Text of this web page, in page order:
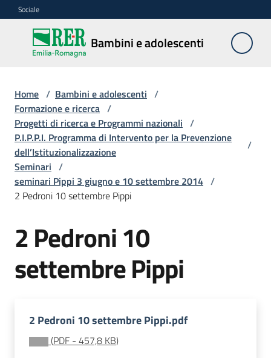
Vai al contenuto
Vai alla navigazione
Vai al footer
Sociale
Bambini e adolescenti
Bambini e
adolescenti
Accoglienza,
tutela
e
sostegno
Adolescenza
Centri
estivi
e
soggiorni
Formazione
Home / Bambini e adolescenti /
Formazione e ricerca /
Progetti di ricerca e Programmi nazionali /
P.I.P.P.I. Programma di Intervento per la Prevenzione
dell’Istituzionalizzazione
/
Seminari /
seminari Pippi 3 giugno e 10 settembre 2014 /
2 Pedroni 10 settembre Pippi
2 Pedroni 10
settembre Pippi
2 Pedroni 10 settembre Pippi.pdf
(PDF - 457,8 KB)